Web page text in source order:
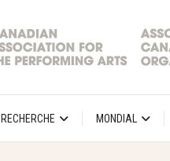
RECHERCHE MONDIAL